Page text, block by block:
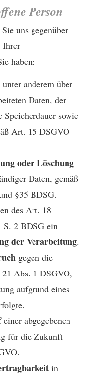
Person
uns gegenüber
Ihrer
haben:
unter anderem über
Daten, der
Speicherdauer sowie
Art. 15 DSGVO
oder Löschung
Daten, gemäß
§35 BDSG.
des Art. 18
S. 2 BDSG ein
der Verarbeitung.
gegen die
Abs. 1 DSGVO,
aufgrund eines
einer abgegebenen
für die Zukunft
in